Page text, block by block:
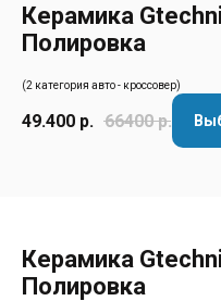
Керамика
Полировка
(2 категория авто - кроссовер)
49.400 р. 66400 р.
Керамика
Полировка